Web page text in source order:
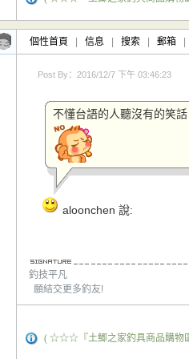
個性首頁 信息 搜索 郵箱
Post By：2016/12/7 下午 03:46:23
不懂台語的人聽沒有的笑話
aloonchen 說:
釣技平凡
願結交更多釣友!
( ☆☆☆『土鯽之家釣具商品購